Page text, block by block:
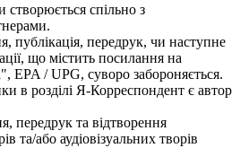
створюється спільно з
публікація, передрук, чи наступне
що містить посилання на
EPA / UPG, суворо забороняється.
в розділі Я-Корреспондент є автор
передрук та відтворення
та/або аудіовізуальних творів